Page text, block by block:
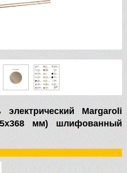
электрический Margaroli
мм) шлифованный